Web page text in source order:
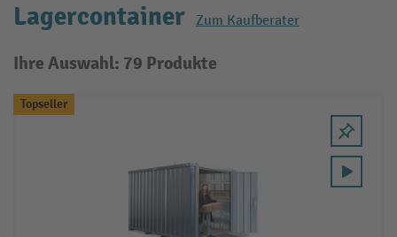
Lagercontainer Zum Kaufberater
Ihre Auswahl: 79 Produkte
Topseller